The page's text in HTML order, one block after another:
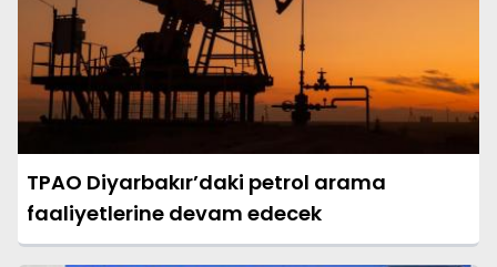
TPAO Diyarbakır’daki petrol arama
faaliyetlerine devam edecek